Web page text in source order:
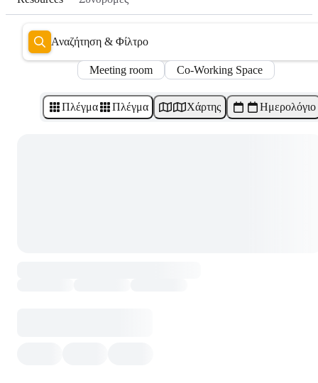
Αναζήτηση & Φίλτρο
Meeting room Co-Working Space
Πλέγμα Πλέγμα Χάρτης Ημερολόγιο